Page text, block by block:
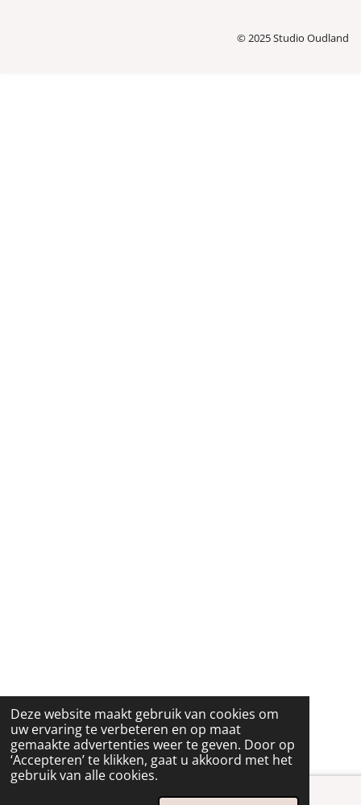
Deze website maakt gebruik van cookies om
uw ervaring te verbeteren en op maat
gemaakte advertenties weer te geven. Door op
‘Accepteren’ te klikken, gaat u akkoord met het
gebruik van alle cookies.
© 2025 Studio Oudland